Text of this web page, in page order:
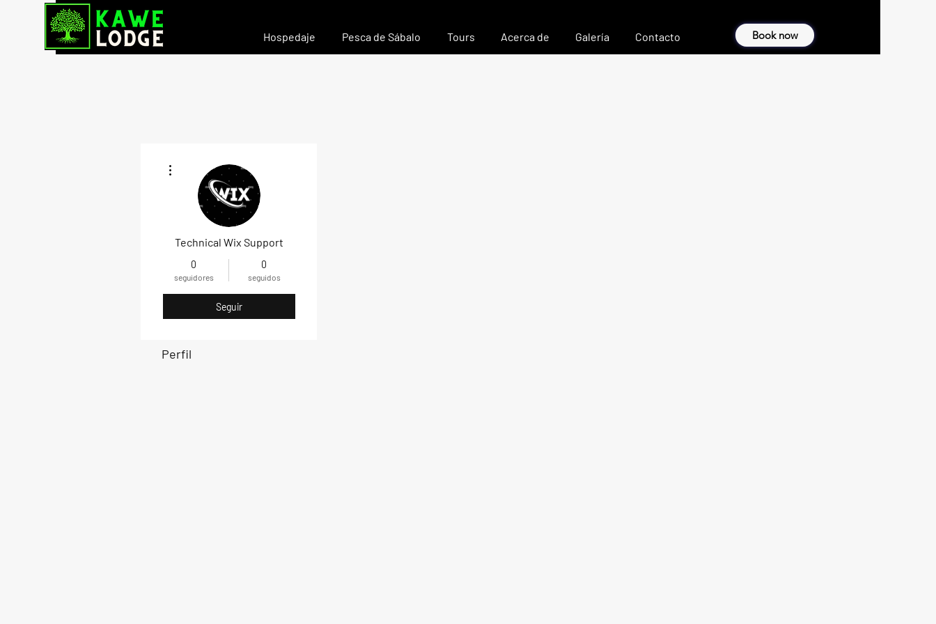
Hospedaje Pesca de Sábalo Tours Acerca de Galería Contacto Book now
Technical Wix Support
0
seguidores
0
seguidos
Seguir
Perfil